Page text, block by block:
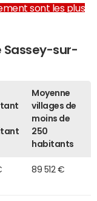
sont les plus
Sassey-sur-
Moyenne
villages de
moins de
250
habitants
89 512 €